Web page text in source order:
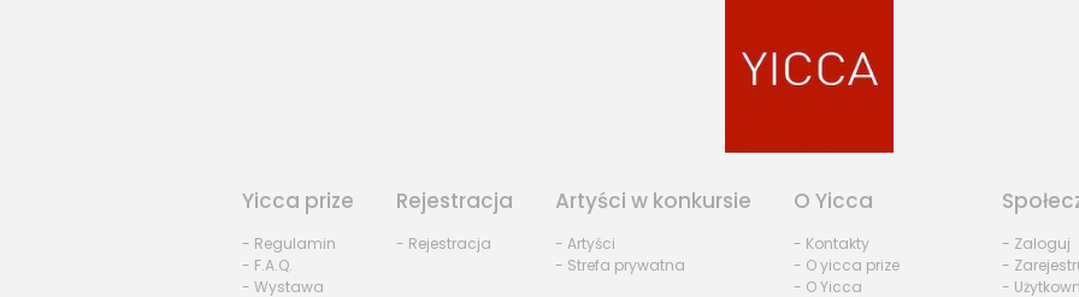
Yicca prize
- Regulamin
- F.A.Q.
- Wystawa
Rejestracja
- Rejestracja
Artyści w konkursie
- Artyści
- Strefa prywatna
O Yicca
- Kontakty
- O yicca prize
- O Yicca
- Zaloguj
-
-